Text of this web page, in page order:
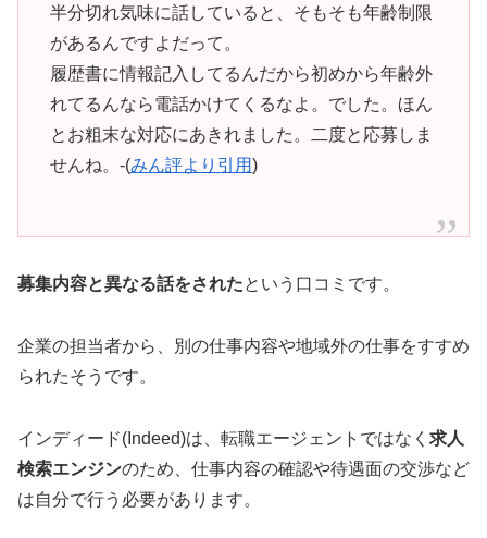
半分切れ気味に話していると、そもそも年齢制限
があるんですよだって。
履歴書に情報記入してるんだから初めから年齢外
れてるんなら電話かけてくるなよ。でした。ほん
とお粗末な対応にあきれました。二度と応募しま
せんね。-(みん評より引用)
募集内容と異なる話をされたという口コミです。
企業の担当者から、別の仕事内容や地域外の仕事をすすめ
られたそうです。
インディード(Indeed)は、転職エージェントではなく 求人
検索エンジンのため、仕事内容の確認や待遇面の交渉など
は自分で行う必要があります。